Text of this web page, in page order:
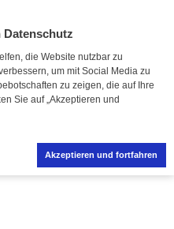
die Website nutzbar zu
um mit Social Media zu
zu zeigen, die auf Ihre
Sie auf „Akzeptieren und
Akzeptieren und fortfahren